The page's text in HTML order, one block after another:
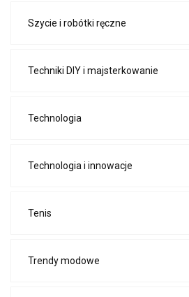
Szycie i robótki ręczne
Techniki DIY i majsterkowanie
Technologia
Technologia i innowacje
Tenis
Trendy modowe